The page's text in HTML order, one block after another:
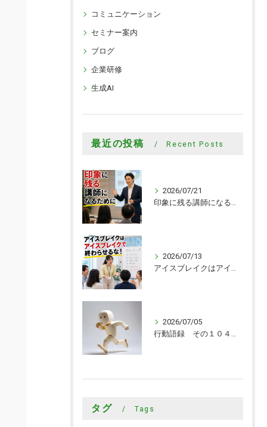
コミュニケーション
セミナー案内
ブログ
企業研修
生成AI
最近の投稿 Recent Posts
2026/07/21
印象に残る講師になるために
2026/07/13
アイスブレイクはアイスブレイクで終わらせるな！
2026/07/05
行動語録 その１０４０ 行動あるのみ！
タグ Tags